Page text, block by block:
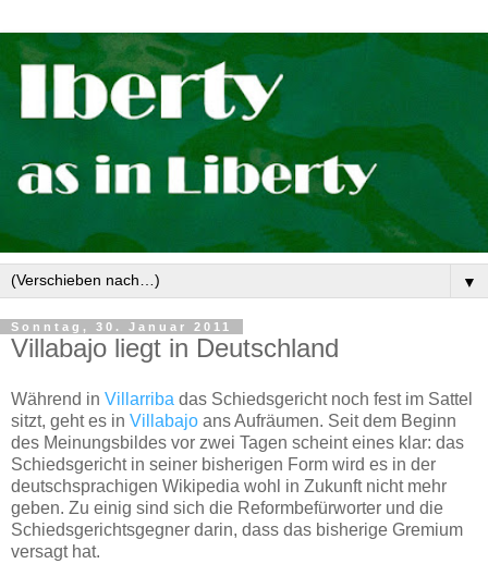
▼
Sonntag, 30. Januar 2011
Villabajo liegt in Deutschland
Während in Villarriba das Schiedsgericht noch fest im Sattel
sitzt, geht es in Villabajo ans Aufräumen. Seit dem Beginn
des Meinungsbildes vor zwei Tagen scheint eines klar: das
Schiedsgericht in seiner bisherigen Form wird es in der
deutschsprachigen Wikipedia wohl in Zukunft nicht mehr
geben. Zu einig sind sich die Reformbefürworter und die
Schiedsgerichtsgegner darin, dass das bisherige Gremium
versagt hat.